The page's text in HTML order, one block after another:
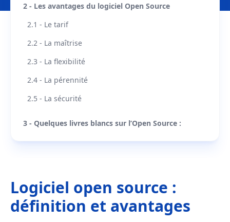
2 - Les avantages du logiciel Open Source
2.1 - Le tarif
2.2 - La maîtrise
2.3 - La flexibilité
2.4 - La pérennité
2.5 - La sécurité
3 - Quelques livres blancs sur l’Open Source :
Logiciel open source :
définition et avantages